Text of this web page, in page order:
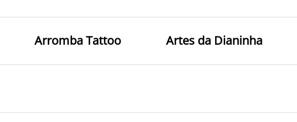
Arromba Tattoo Artes da Dianinha